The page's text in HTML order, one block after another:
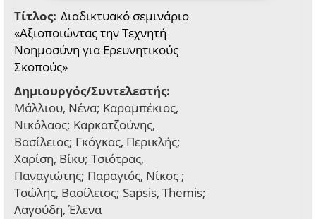
Τίτλος: Διαδικτυακό σεμινάριο
«Αξιοποιώντας την Τεχνητή
Νοημοσύνη για Ερευνητικούς
Σκοπούς»
Δημιουργός/Συντελεστής:
Μάλλιου, Νένα; Καραμπέκιος,
Νικόλαος; Καρκατζούνης,
Βασίλειος; Γκόγκας, Περικλής;
Χαρίση, Βίκυ; Τσιότρας,
Παναγιώτης; Παραγιός, Νίκος ;
Τσώλης, Βασίλειος; Sapsis, Themis;
Λαγούδη, Έλενα